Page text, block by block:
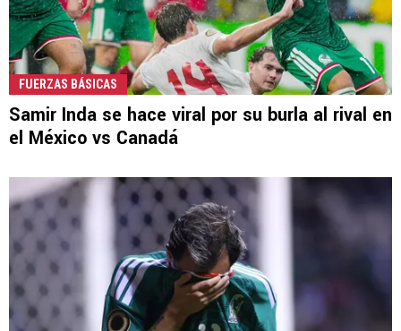
FUERZAS BÁSICAS
Samir Inda se hace viral por su burla al rival en
el México vs Canadá